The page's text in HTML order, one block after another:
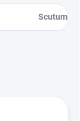
Scutum